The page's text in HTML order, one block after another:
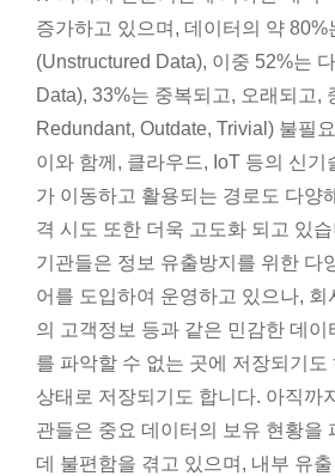
증가하고 있으며, 데이터의 약 80%
(Unstructured Data), 이중 52%는
Data), 33%는 중복되고, 오래되고,
Redundant, Outdate, Trivial) 불필
이와 함께, 클라우드, IoT 등의 신기
가 이동하고 활용되는 경로도 다양
격 시도 또한 더욱 고도화 되고 있
기관들은 정보 유출방지를 위한 다
어를 도입하여 운영하고 있으나,
의 고객정보 등과 같은 민감한 데이
를 파악할 수 없는 곳에 저장되기
상태로 저장되기도 합니다. 아직까
관들은 중요 데이터의 보유 현황을
데 불편함을 겪고 있으며, 내부 유